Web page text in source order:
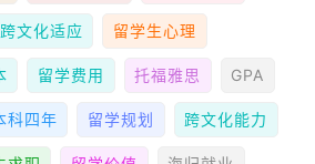
跨文化适应 留学生心理
留学费用 托福雅思 GPA
科四年 留学规划 跨文化能力